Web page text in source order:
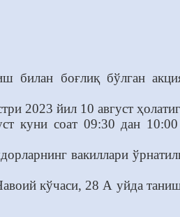
боғлиқ бўлган
2023 йил 10 август
куни соат 09:30 дан 10:00
вакиллари
кўчаси, 28 А уйда